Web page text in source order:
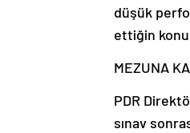
düşük
ettiğin
MEZUNA
PDR
sınav